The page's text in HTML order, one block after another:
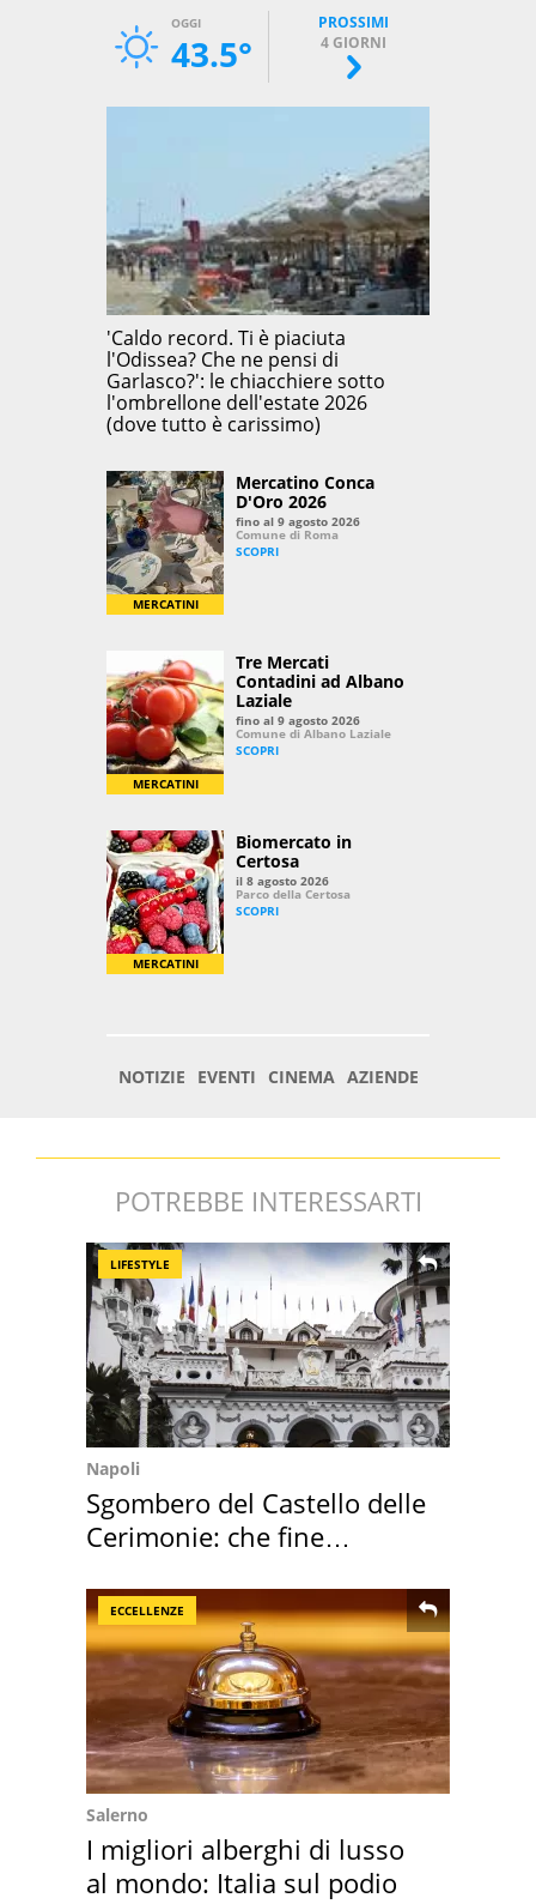
POTREBBE INTERESSARTI
LIFESTYLE
Napoli
Sgombero del Castello delle
Cerimonie: che fine
ECCELLENZE
Salerno
I migliori alberghi di lusso
al mondo: Italia sul podio